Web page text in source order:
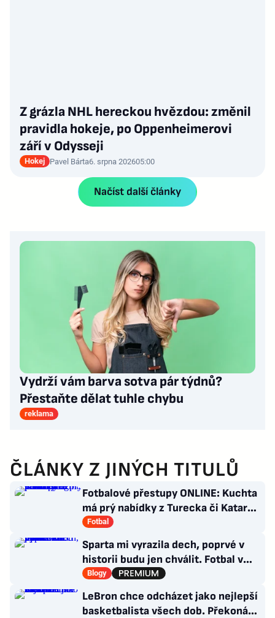
Z grázla NHL hereckou hvězdou: změnil
pravidla hokeje, po Oppenheimerovi
září v Odysseji
Hokej Pavel Bárta6. srpna 202605:00
Načíst další články
Vydrží vám barva sotva pár týdnů?
Přestaňte dělat tuhle chybu
reklama
ČLÁNKY Z JINÝCH TITULŮ
Fotbalové přestupy ONLINE: Kuchta
má prý nabídky z Turecka či Kataru,
Sigmu posílí Švéd
Fotbal
Sparta mi vyrazila dech, poprvé v
historii budu jen chválit. Fotbal v
moderním balení
Blogy
LeBron chce odcházet jako nejlepší
basketbalista všech dob. Překoná